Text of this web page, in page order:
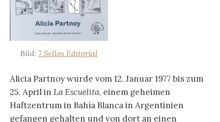
Bild: 7 Sellos Editorial
Alicia Partnoy wurde vom 12. Januar 1977 bis zum
25. April in La Escuelita, einem geheimen
Haftzentrum in Bahía Blanca in Argentinien
gefangen gehalten und von dort an einen